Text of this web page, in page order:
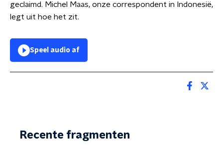
geclaimd. Michel Maas, onze correspondent in Indonesië,
legt uit hoe het zit.
Speel audio af
Recente fragmenten